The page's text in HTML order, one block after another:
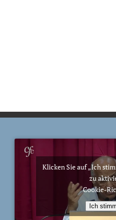
Klicken Sie auf „Ich
zu
Cookie-
Ich